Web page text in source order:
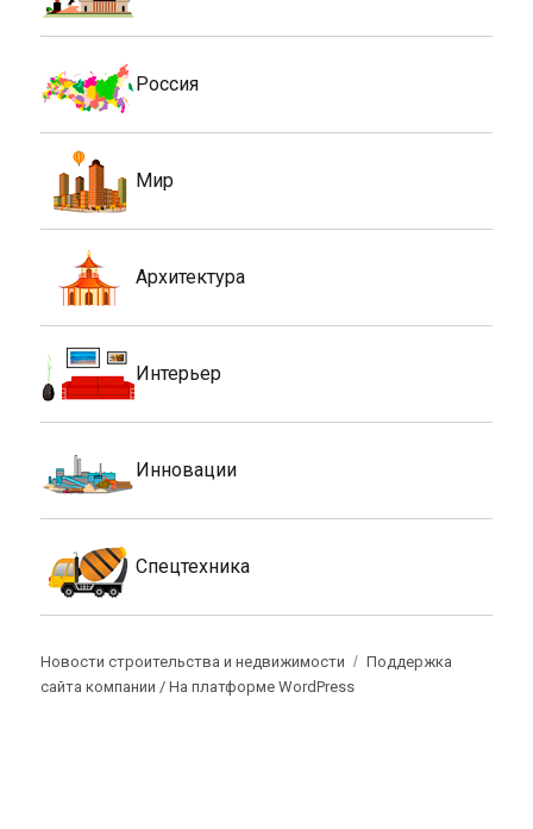
Россия
Мир
Архитектура
Интерьер
Инновации
Спецтехника
Новости строительства и недвижимости
Поддержка
сайта компании /На платформе WordPress